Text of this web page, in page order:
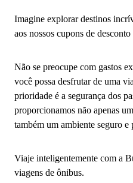
Imagine explorar destinos
aos nossos cupons de
Não se preocupe com gastos
você possa desfrutar de uma
prioridade é a segurança dos
proporcionamos não apenas
também um ambiente seguro e
Viaje inteligentemente com a
viagens de ônibus.